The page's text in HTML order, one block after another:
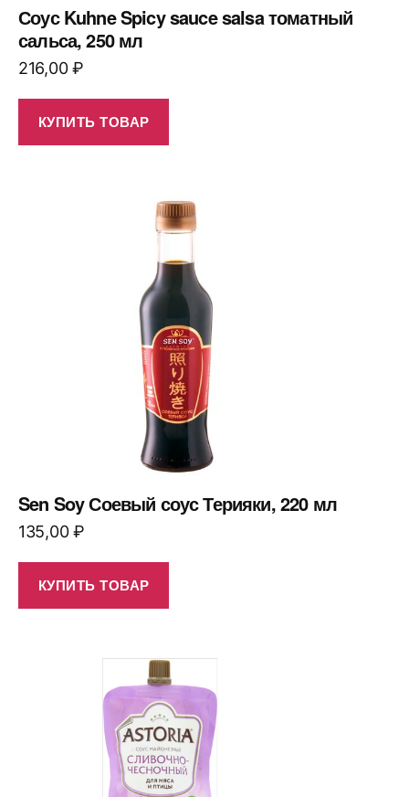
Соус Kuhne Spicy sauce salsa томатный
сальса, 250 мл
216,00₽
КУПИТЬ ТОВАР
Sen Soy Соевый соус Терияки, 220 мл
135,00₽
КУПИТЬ ТОВАР